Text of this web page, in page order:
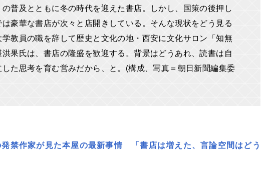
普及とともに冬の時代を迎えた書店。しかし、国策の後押し
は豪華な書店が次々と店開きしている。そんな現状をどう見る
教員の職を辞して歴史と文化の地・西安に文化サロン「知無
果氏は、書店の隆盛を歓迎する。背景はどうあれ、読書は自
した思考を育む営みだから、と。(構成、写真＝朝日新聞編集委
発禁作家が見た本屋の最新事情 「書店は増えた、言論空間はどう